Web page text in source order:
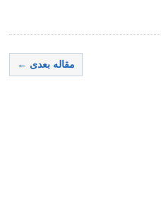
مقاله بعدی ←